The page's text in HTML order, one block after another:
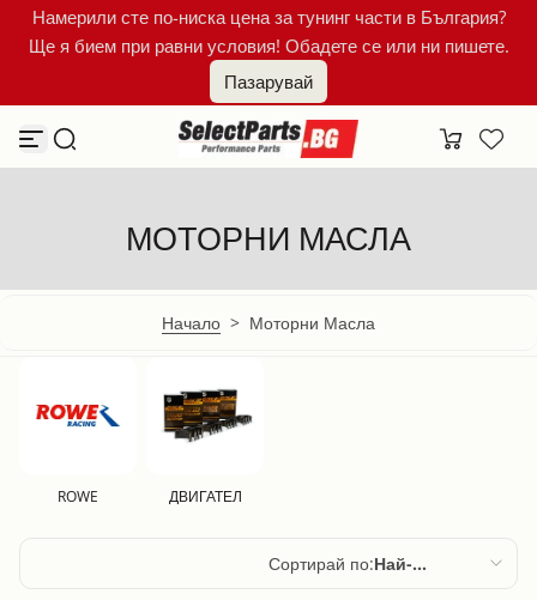
Към съдържанието
Намерили сте по-ниска цена за тунинг части в България?
Ще я бием при равни условия! Обадете се или ни пишете.
Пазарувай
МОТОРНИ МАСЛА
Начало > Моторни Масла
ROWE ДВИГАТЕЛ
Сортирай по:Най-